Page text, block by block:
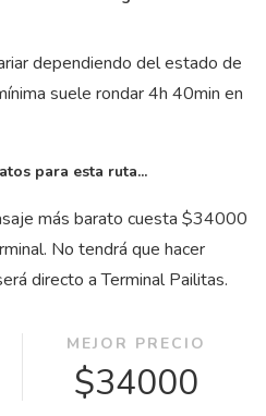
dependiendo del estado de
suele rondar 4h 40min en
para esta ruta...
más barato cuesta $34000
No tendrá que hacer
directo a Terminal Pailitas.
MEJOR PRECIO
$34000